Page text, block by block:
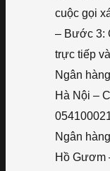
cuộc gọi
– Bước 3:
trực tiếp
Ngân
Hà Nội –
Ngân
Hồ Gươm